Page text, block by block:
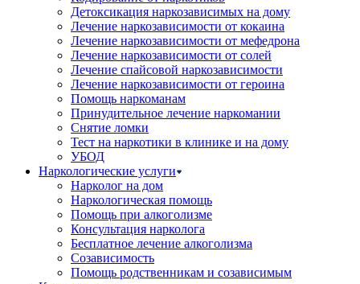
Детоксикация наркозависимых на дому
Лечение наркозависимости от кокаина
Лечение наркозависимости от мефедрона
Лечение наркозависимости от солей
Лечение спайсовой наркозависимости
Лечение наркозависимости от героина
Помощь наркоманам
Принудительное лечение наркомании
Снятие ломки
Тест на наркотики в клинике и на дому
УБОД
Наркологические услуги
Нарколог на дом
Наркологическая помощь
Помощь при алкоголизме
Консультация нарколога
Бесплатное лечение алкоголизма
Созависимость
Помощь родственникам и созависимым